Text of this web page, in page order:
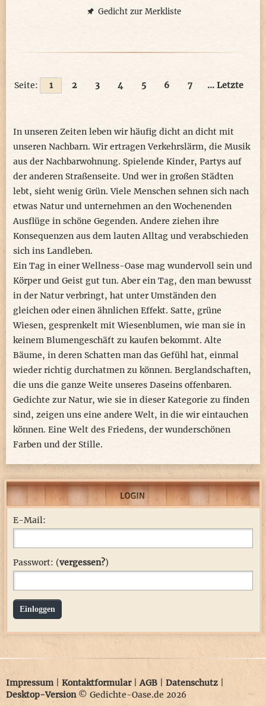
ist alles darin eine Momentaufnahme,
Gedicht zur Merkliste
Seite: 1 2 3 4 5 6 7 ... Letzte
In unseren Zeiten leben wir häufig dicht an dicht mit
unseren Nachbarn. Wir ertragen Verkehrslärm, die Musik
aus der Nachbarwohnung. Spielende Kinder, Partys auf
der anderen Straßenseite. Und wer in großen Städten
lebt, sieht wenig Grün. Viele Menschen sehnen sich nach
etwas Natur und unternehmen an den Wochenenden
Ausflüge in schöne Gegenden. Andere ziehen ihre
Konsequenzen aus dem lauten Alltag und verabschieden
sich ins Landleben.
Ein Tag in einer Wellness-Oase mag wundervoll sein und
Körper und Geist gut tun. Aber ein Tag, den man bewusst
in der Natur verbringt, hat unter Umständen den
gleichen oder einen ähnlichen Effekt. Satte, grüne
Wiesen, gesprenkelt mit Wiesenblumen, wie man sie in
keinem Blumengeschäft zu kaufen bekommt. Alte
Bäume, in deren Schatten man das Gefühl hat, einmal
wieder richtig durchatmen zu können. Berglandschaften,
die uns die ganze Weite unseres Daseins offenbaren.
Gedichte zur Natur, wie sie in dieser Kategorie zu finden
sind, zeigen uns eine andere Welt, in die wir eintauchen
können. Eine Welt des Friedens, der wunderschönen
Farben und der Stille.
E-Mail:
Passwort: (vergessen?)
Einloggen
Impressum| Kontaktformular|AGB Datenschutz
Desktop-Version© Gedichte-Oase.de 2026